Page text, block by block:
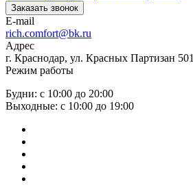
Заказать звонок
E-mail
rich.comfort@bk.ru
Адрес
г. Краснодар, ул. Красных Партизан 501
Режим работы
Будни: с 10:00 до 20:00
Выходные: с 10:00 до 19:00